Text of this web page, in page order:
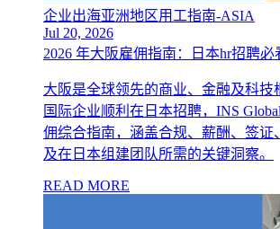
企业出海亚洲地区用工指南-ASIA
Jul 20, 2026
2026 年大阪雇佣指南：日本hr招聘必
大阪是全球领先的商业、金融及科技
国际企业顺利在日本招聘，INS
佣综合指南，涵盖合规、薪酬、签证
及在日本组建团队所需的关键洞察。
READ MORE